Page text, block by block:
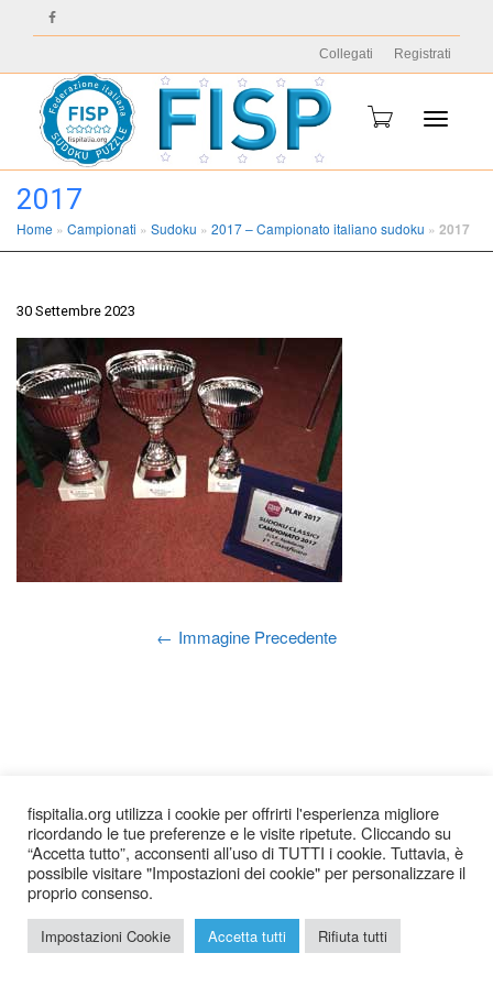
Collegati Registrati
2017
Home » Campionati » Sudoku » 2017 – Campionato italiano sudoku » 2017
30 Settembre 2023
Immagine Precedente
2026 © Federazione Italiana Sudoku Puzzle |Chi siamo
Privacy
fispitalia.org utilizza i cookie per offrirti l'esperienza migliore
ricordando le tue preferenze e le visite ripetute. Cliccando su
“Accetta tutto”, acconsenti all’uso di TUTTI i cookie. Tuttavia, è
possibile visitare "Impostazioni dei cookie" per personalizzare il
proprio consenso.
Impostazioni Cookie Accetta tutti Rifiuta tutti